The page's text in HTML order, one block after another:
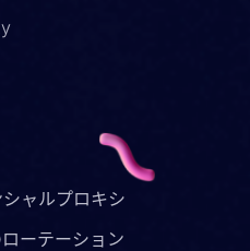
ャルプロキシ
ーテーション